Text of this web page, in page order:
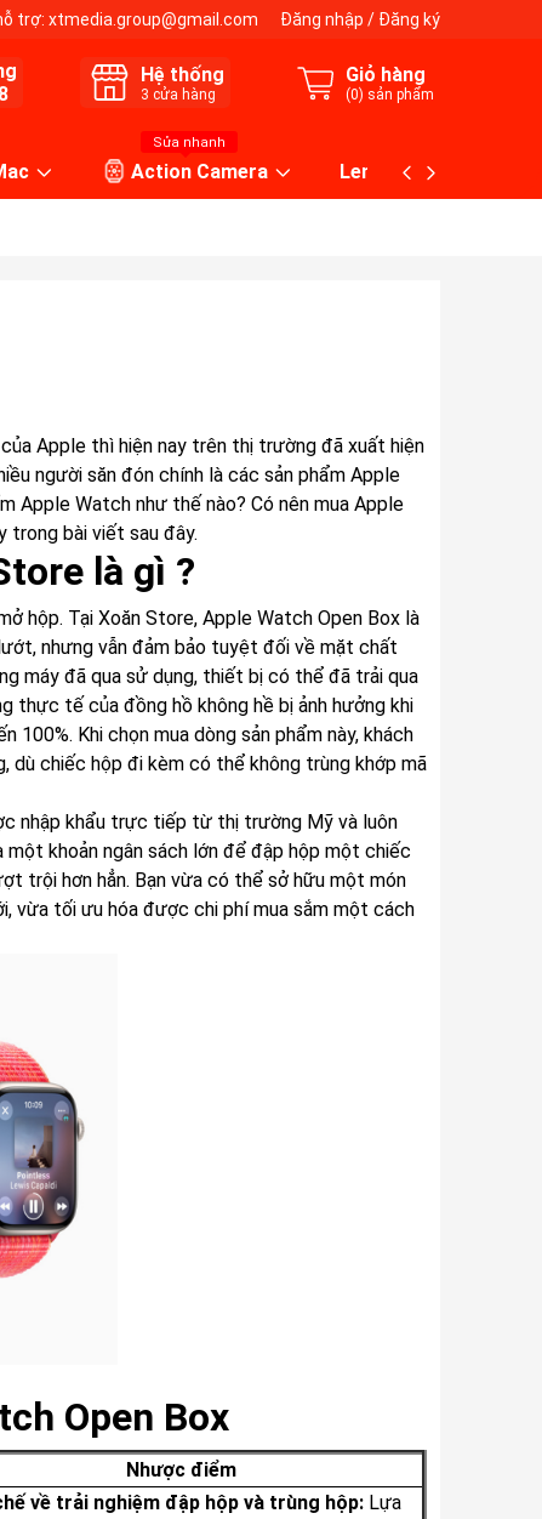
trợ: xtmedia.group@gmail.com Đăng nhập / Đăng ký
Hệ thống
3 cửa hàng
Giỏ hàng
(0) sản phẩm
Sửa nhanh
Action Camera Lens máy ảnh
Apple thì hiện nay trên thị trường đã xuất hiện
người săn đón chính là các sản phẩm Apple
Apple Watch như thế nào? Có nên mua Apple
trong bài viết sau đây.
là gì ?
hộp. Tại Xoăn Store, Apple Watch Open Box là
nhưng vẫn đảm bảo tuyệt đối về mặt chất
máy đã qua sử dụng, thiết bị có thể đã trải qua
thực tế của đồng hồ không hề bị ảnh hưởng khi
Khi chọn mua dòng sản phẩm này, khách
dù chiếc hộp đi kèm có thể không trùng khớp mã
nhập khẩu trực tiếp từ thị trường Mỹ và luôn
khoản ngân sách lớn để đập hộp một chiếc
trội hơn hẳn. Bạn vừa có thể sở hữu một món
vừa tối ưu hóa được chi phí mua sắm một cách
Open Box
Nhược điểm
về trải nghiệm đập hộp và trùng hộp: Lựa